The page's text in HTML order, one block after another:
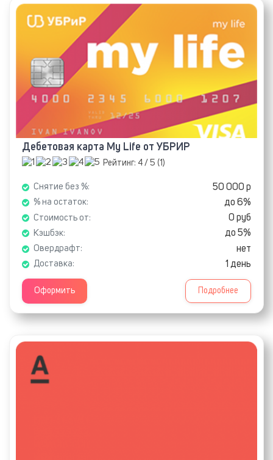
Дебетовая карта My Life от УБРИР
Рейтинг: 4 / 5 (1 )
Снятие без %: 50 000 р
% на остаток: до 6%
Стоимость от: 0 руб
Кэшбэк: до 5%
Овердрафт: нет
Доставка: 1 день
Оформить Подробнее